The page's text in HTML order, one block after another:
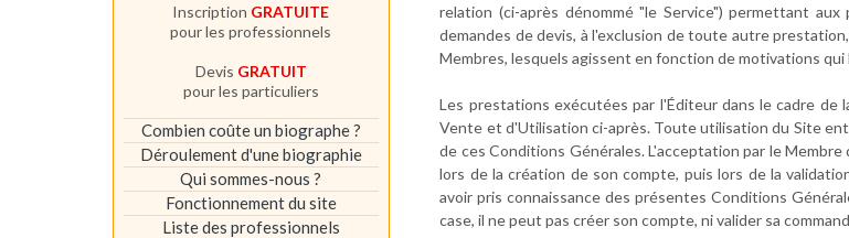
relation (ci-après dénommé "le Service") permettant
demandes de devis, à l'exclusion de toute autre
Membres, lesquels agissent en fonction de motivations
Les prestations exécutées par l'Éditeur dans le cadre de
Vente et d'Utilisation ci-après. Toute utilisation du Site
de ces Conditions Générales. L'acceptation par le
lors de la création de son compte, puis lors de la
avoir pris connaissance des présentes Conditions
case, il ne peut pas créer son compte, ni valider sa
Inscription GRATUITE
pour les professionnels
Devis GRATUIT
pour les particuliers
Combien coûte un biographe ?
Déroulement d'une biographie
Qui sommes-nous ?
Fonctionnement du site
Liste des professionnels